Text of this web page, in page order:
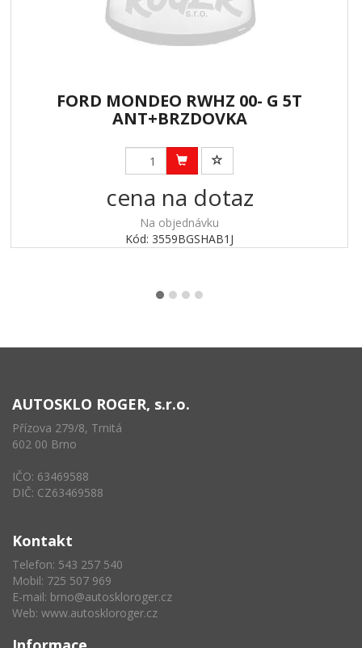
FORD MONDEO RWHZ 00- G 5T
ANT+BRZDOVKA
cena na dotaz
Na objednávku
Kód: 3559BGSHAB1J
AUTOSKLO ROGER, s.r.o.
Přízova 279/8, Trnitá
602 00 Brno
IČO: 63469588
DIČ: CZ63469588
Kontakt
Telefon: 543 257 540
Mobil: 725 507 969
E-mail: brno@autoskloroger.cz
Web: www.autoskloroger.cz